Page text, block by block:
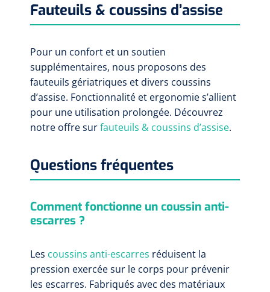
Fauteuils & coussins d’assise
Pour un confort et un soutien
supplémentaires, nous proposons des
fauteuils gériatriques et divers coussins
d’assise. Fonctionnalité et ergonomie s’allient
pour une utilisation prolongée. Découvrez
notre offre surfauteuils & coussins d’assise.
Questions fréquentes
Comment fonctionne un coussin anti-
escarres ?
Les coussins anti-escarres réduisent la
pression exercée sur le corps pour prévenir
les escarres. Fabriqués avec des matériaux